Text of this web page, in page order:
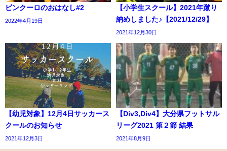
ビンクーロのおはなし#2
2022年4月19日
【小学生スクール】2021年蹴り
納めしました♪【2021/12/29】
2021年12月30日
【幼児対象】12月4日サッカース
クールのお知らせ
2021年12月3日
【Div3,Div4】大分県フットサル
リーグ2021 第２節 結果
2021年8月9日